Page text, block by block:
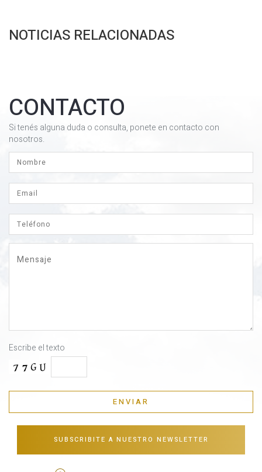
NOTICIAS RELACIONADAS
CONTACTO
Si tenés alguna duda o consulta, ponete en contacto con
nosotros.
Escribe el texto
SUBSCRIBITE A NUESTRO NEWSLETTER